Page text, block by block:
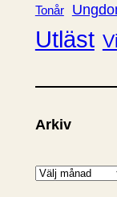
Tonår
Utläst
Arkiv
A